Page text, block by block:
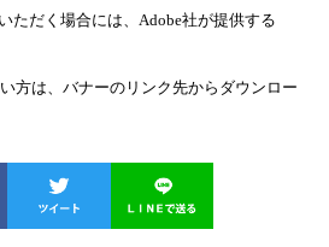
ただく場合には、Adobe社が提供する
方は、バナーのリンク先からダウンロー